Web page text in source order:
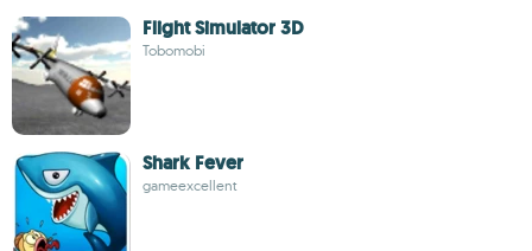
Flight Simulator 3D
Tobomobi
Shark Fever
gameexcellent